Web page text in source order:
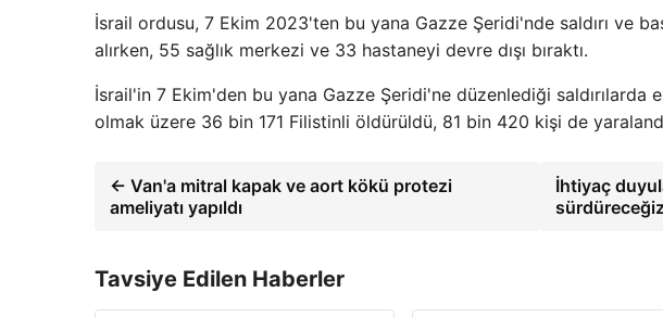
İsrail ordusu, 7 Ekim 2023'ten bu yana Gazze Şeridi'nde saldırı ve
alırken, 55 sağlık merkezi ve 33 hastaneyi devre dışı bıraktı.
İsrail'in 7 Ekim'den bu yana Gazze Şeridi'ne düzenlediği saldırılarda
olmak üzere 36 bin 171 Filistinli öldürüldü, 81 bin 420 kişi de
← Van'a mitral kapak ve aort kökü protezi
ameliyatı yapıldı
İhtiyaç
Tavsiye Edilen Haberler